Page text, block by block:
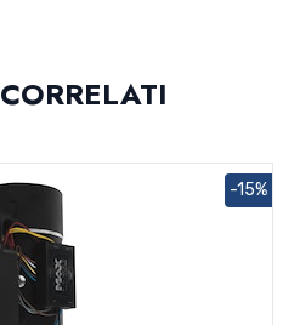
CORRELATI
-15%